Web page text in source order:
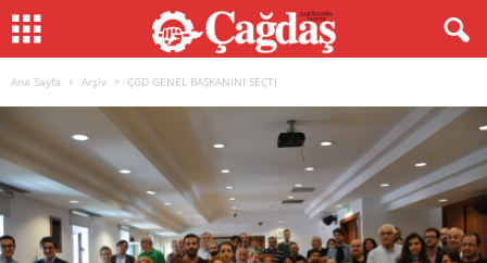
Ana Sayfa Arşiv ÇGD GENEL BAŞKANINI SEÇTİ